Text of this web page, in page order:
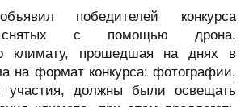
победителей конкурса
снятых с помощью дрона.
климату, прошедшая на днях в
на формат конкурса: фотографии,
участия, должны были освещать